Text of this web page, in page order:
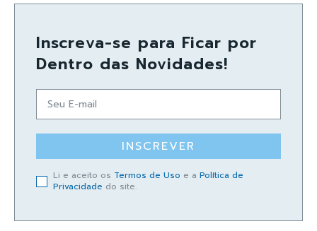
Inscreva-se para Ficar por
Dentro das Novidades!
INSCREVER
Li e aceito os Termos de Uso e a Política de
Privacidade do site.